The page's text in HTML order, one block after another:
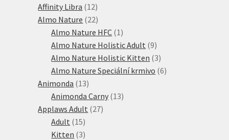
Affinity Libra 1212
produktů
Almo Nature 2222
produktů
Almo Nature HFC 1 1
produkt
Almo Nature Holistic Adult 99
produktů
Almo Nature Holistic Kitten 33
produkty
Almo Nature Speciální krmivo 66
Animonda 1313
produktů
Animonda Carny 1313
Applaws Adult 2727
Adult 1515
produktů
Kitten 33